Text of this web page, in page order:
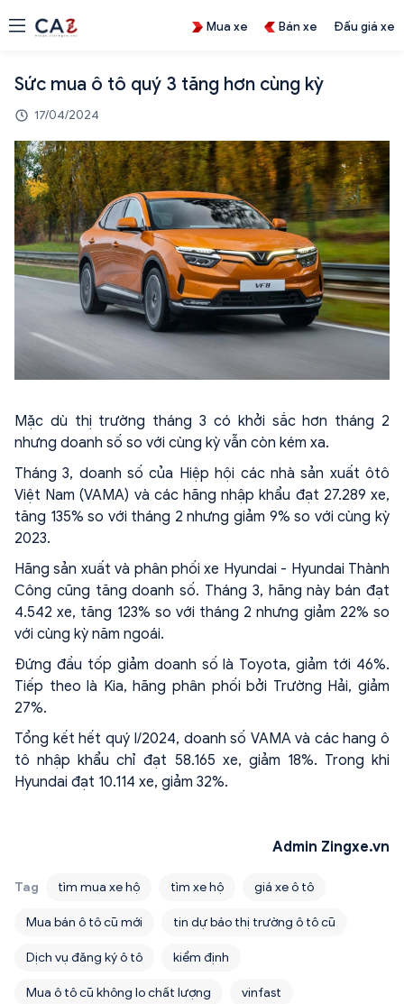
Mua xe Bán xe Đấu giá xe
Sức mua ô tô quý 3 tăng hơn cùng kỳ
17/04/2024
Mặc dù thị trường tháng 3 có khởi sắc hơn tháng 2
nhưng doanh số so với cùng kỳ vẫn còn kém xa.
Tháng 3, doanh số của Hiệp hội các nhà sản xuất ôtô
Việt Nam (VAMA) và các hãng nhập khẩu đạt 27.289 xe,
tăng 135% so với tháng 2 nhưng giảm 9% so với cùng kỳ
2023.
Hãng sản xuất và phân phối xe Hyundai - Hyundai Thành
Công cũng tăng doanh số. Tháng 3, hãng này bán đạt
4.542 xe, tăng 123% so với tháng 2 nhưng giảm 22% so
với cùng kỳ năm ngoái.
Đứng đầu tốp giảm doanh số là Toyota, giảm tới 46%.
Tiếp theo là Kia, hãng phân phối bởi Trường Hải, giảm
27%.
Tổng kết hết quý I/2024, doanh số VAMA và các hang ô
tô nhập khẩu chỉ đạt 58.165 xe, giảm 18%. Trong khi
Hyundai đạt 10.114 xe, giảm 32%.
Admin Zingxe.vn
Tag tìm mua xe hộ tìm xe hộ giá xe ô tô
Mua bán ô tô cũ mới tin dự báo thị trường ô tô cũ
Dịch vụ đăng ký ô tô kiểm định
Mua ô tô cũ không lo chất lượng vinfast